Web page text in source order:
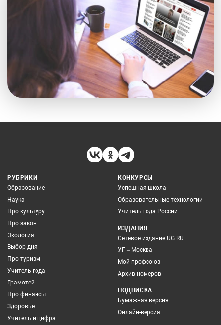
РУБРИКИ
Образование
Наука
Про культуру
Про закон
Экология
Выбор дня
Про туризм
Учитель года
Грамотей
Про финансы
Здоровье
Учитель и цифра
КОНКУРСЫ
Успешная школа
Образовательные технологии
Учитель года России
ИЗДАНИЯ
Сетевое издание UG.RU
УГ – Москва
Мой профсоюз
Архив номеров
ПОДПИСКА
Бумажная версия
Онлайн-версия